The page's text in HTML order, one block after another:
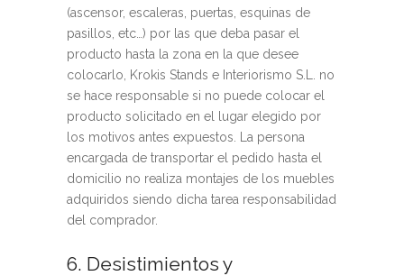
(ascensor, escaleras, puertas, esquinas de
pasillos, etc…) por las que deba pasar el
producto hasta la zona en la que desee
colocarlo, Krokis Stands e Interiorismo S.L. no
se hace responsable si no puede colocar el
producto solicitado en el lugar elegido por
los motivos antes expuestos. La persona
encargada de transportar el pedido hasta el
domicilio no realiza montajes de los muebles
adquiridos siendo dicha tarea responsabilidad
del comprador.
6. Desistimientos y